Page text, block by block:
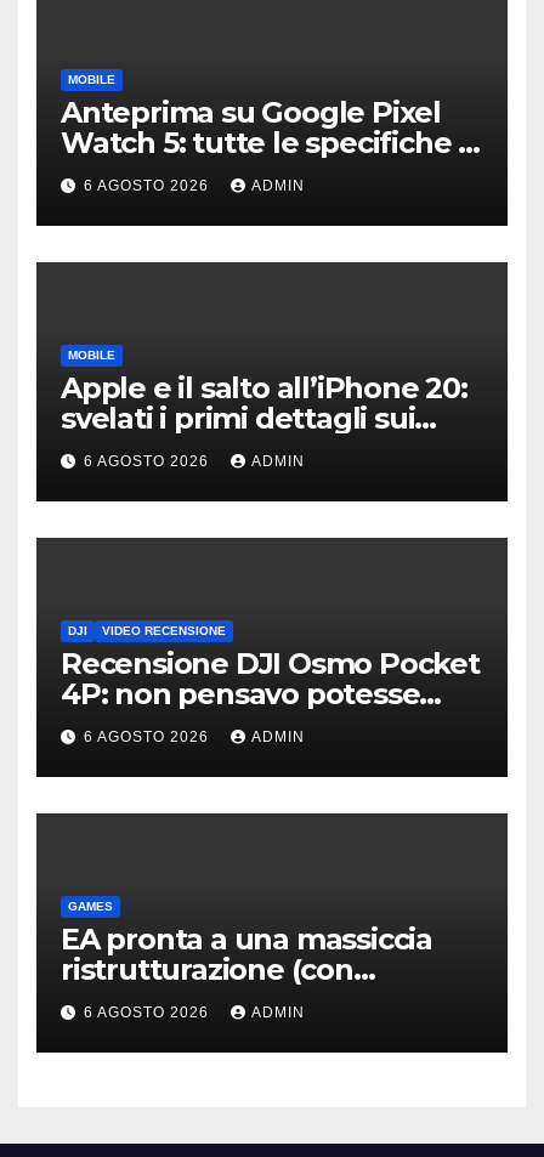
MOBILE
Anteprima su Google Pixel
Watch 5: tutte le specifiche e
i prezzi trapelati
6 AGOSTO 2026 ADMIN
MOBILE
Apple e il salto all’iPhone 20:
svelati i primi dettagli sui
display dei futuri top di
gamma
6 AGOSTO 2026 ADMIN
DJI VIDEO RECENSIONE
Recensione DJI Osmo Pocket
4P: non pensavo potesse
piacermi così tanto
6 AGOSTO 2026 ADMIN
GAMES
EA pronta a una massiccia
ristrutturazione (con
licenziamenti) dopo l’addio
alla Borsa?
6 AGOSTO 2026 ADMIN